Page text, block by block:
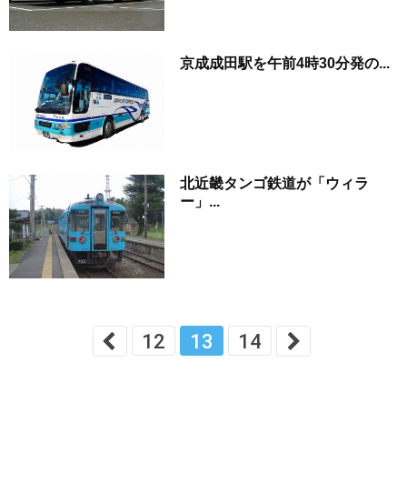
京成成田駅を午前4時30分発の...
北近畿タンゴ鉄道が「ウィラ
ー」...
12 13 14